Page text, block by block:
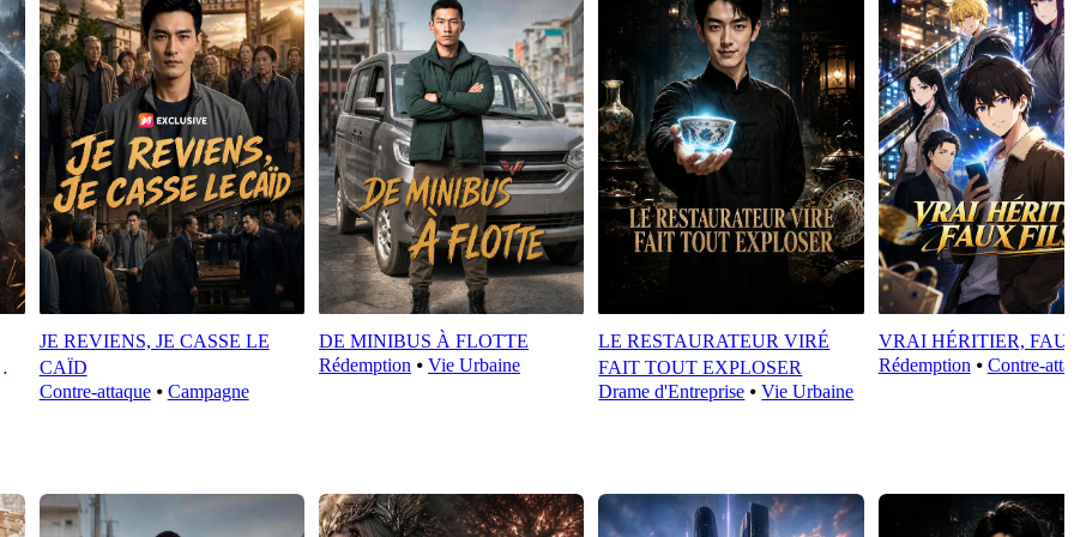
JE REVIENS, JE CASSE LE
CAÏD
Contre-attaque⦁ Campagne
DE MINIBUS À FLOTTE
Rédemption ⦁ Vie Urbaine
LE RESTAURATEUR VIRÉ
FAIT TOUT EXPLOSER
Drame d'Entreprise ⦁Vie Urbaine
VRAI HÉRITIER,
Rédemption ⦁ Contre-